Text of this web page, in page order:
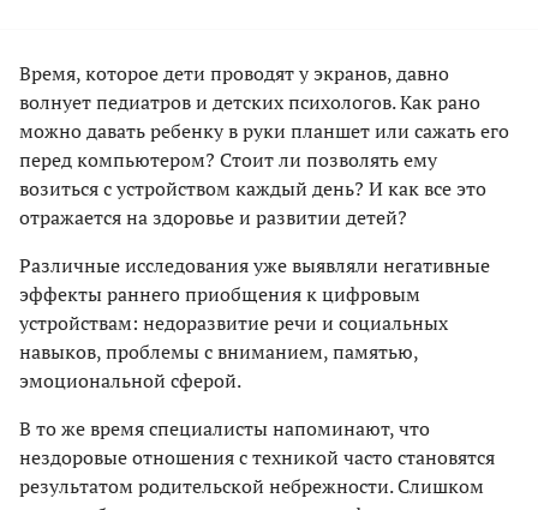
Время, которое дети проводят у экранов, давно
волнует педиатров и детских психологов. Как рано
можно давать ребенку в руки планшет или сажать его
перед компьютером? Стоит ли позволять ему
возиться с устройством каждый день? И как все это
отражается на здоровье и развитии детей?
Различные исследования уже выявляли негативные
эффекты раннего приобщения к цифровым
устройствам: недоразвитие речи и социальных
навыков, проблемы с вниманием, памятью,
эмоциональной сферой.
В то же время специалисты напоминают, что
нездоровые отношения с техникой часто становятся
результатом родительской небрежности. Слишком